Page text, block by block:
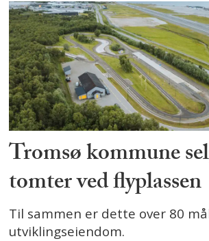
Tromsø kommune
tomter ved flyplassen
Til sammen er dette over 80
utviklingseiendom.